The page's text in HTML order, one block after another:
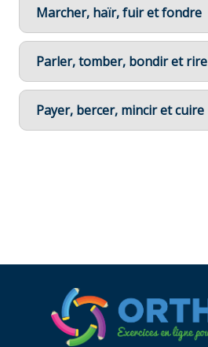
Marcher, haïr, fuir et fondre
Parler, tomber, bondir et rire
Payer, bercer, mincir et cuire